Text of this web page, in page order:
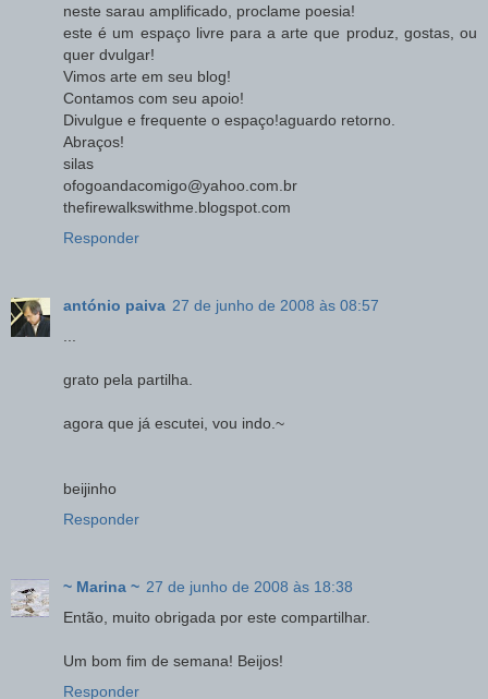
neste sarau amplificado, proclame poesia!
este é um espaço livre para a arte que produz, gostas, ou
quer dvulgar!
Vimos arte em seu blog!
Contamos com seu apoio!
Divulgue e frequente o espaço!aguardo retorno.
Abraços!
silas
ofogoandacomigo@yahoo.com.br
thefirewalkswithme.blogspot.com
Responder
antónio paiva 27 de junho de 2008 às 08:57
...
grato pela partilha.
agora que já escutei, vou indo.~
beijinho
Responder
~ Marina ~ 27 de junho de 2008 às 18:38
Então, muito obrigada por este compartilhar.
Um bom fim de semana! Beijos!
Responder